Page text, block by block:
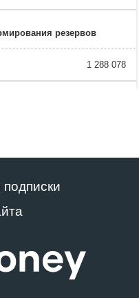
резервов
1 288 078